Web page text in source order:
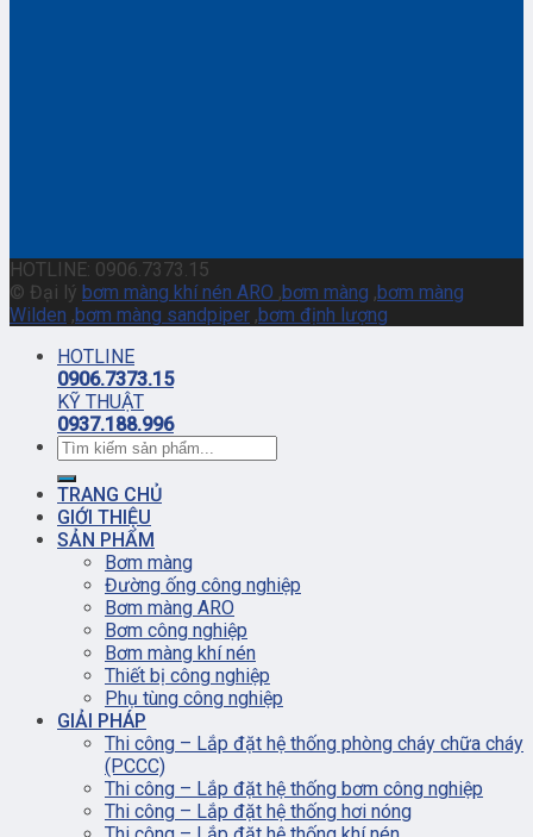
HOTLINE: 0906.7373.15
© Đại lý bơm màng khí nén ARO ,bơm màng ,bơm màng
Wilden ,bơm màng sandpiper ,bơm định lượng
HOTLINE
0906.7373.15
KỸ THUẬT
0937.188.996
TRANG CHỦ
GIỚI THIỆU
SẢN PHẨM
Bơm màng
Đường ống công nghiệp
Bơm màng ARO
Bơm công nghiệp
Bơm màng khí nén
Thiết bị công nghiệp
Phụ tùng công nghiệp
GIẢI PHÁP
Thi công – Lắp đặt hệ thống phòng cháy chữa cháy
(PCCC)
Thi công – Lắp đặt hệ thống bơm công nghiệp
Thi công – Lắp đặt hệ thống hơi nóng